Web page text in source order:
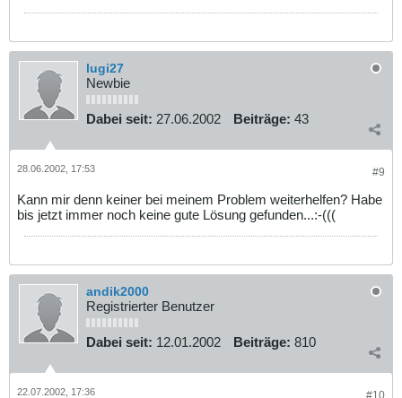
lugi27
Newbie
Dabei seit: 27.06.2002 Beiträge: 43
#9
28.06.2002, 17:53
Kann mir denn keiner bei meinem Problem weiterhelfen? Habe
bis jetzt immer noch keine gute Lösung gefunden...:-(((
andik2000
Registrierter Benutzer
Dabei seit: 12.01.2002 Beiträge: 810
#10
22.07.2002, 17:36